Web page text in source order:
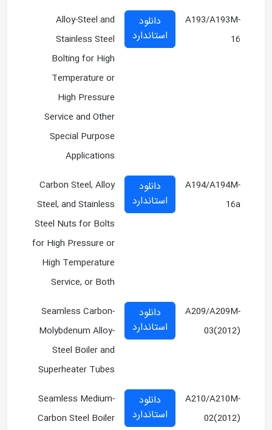
A193/A193M-
16
دانلود
استاندارد
Alloy-Steel and
Stainless Steel
Bolting for High
Temperature or
High Pressure
Service and Other
Special Purpose
Applications
A194/A194M-
16a
دانلود
استاندارد
Carbon Steel, Alloy
Steel, and Stainless
Steel Nuts for Bolts
for High Pressure or
High Temperature
Service, or Both
A209/A209M-
03(2012)
دانلود
استاندارد
Seamless Carbon-
Molybdenum Alloy-
Steel Boiler and
Superheater Tubes
A210/A210M-
02(2012)
دانلود
استاندارد
Seamless Medium-
Carbon Steel Boiler